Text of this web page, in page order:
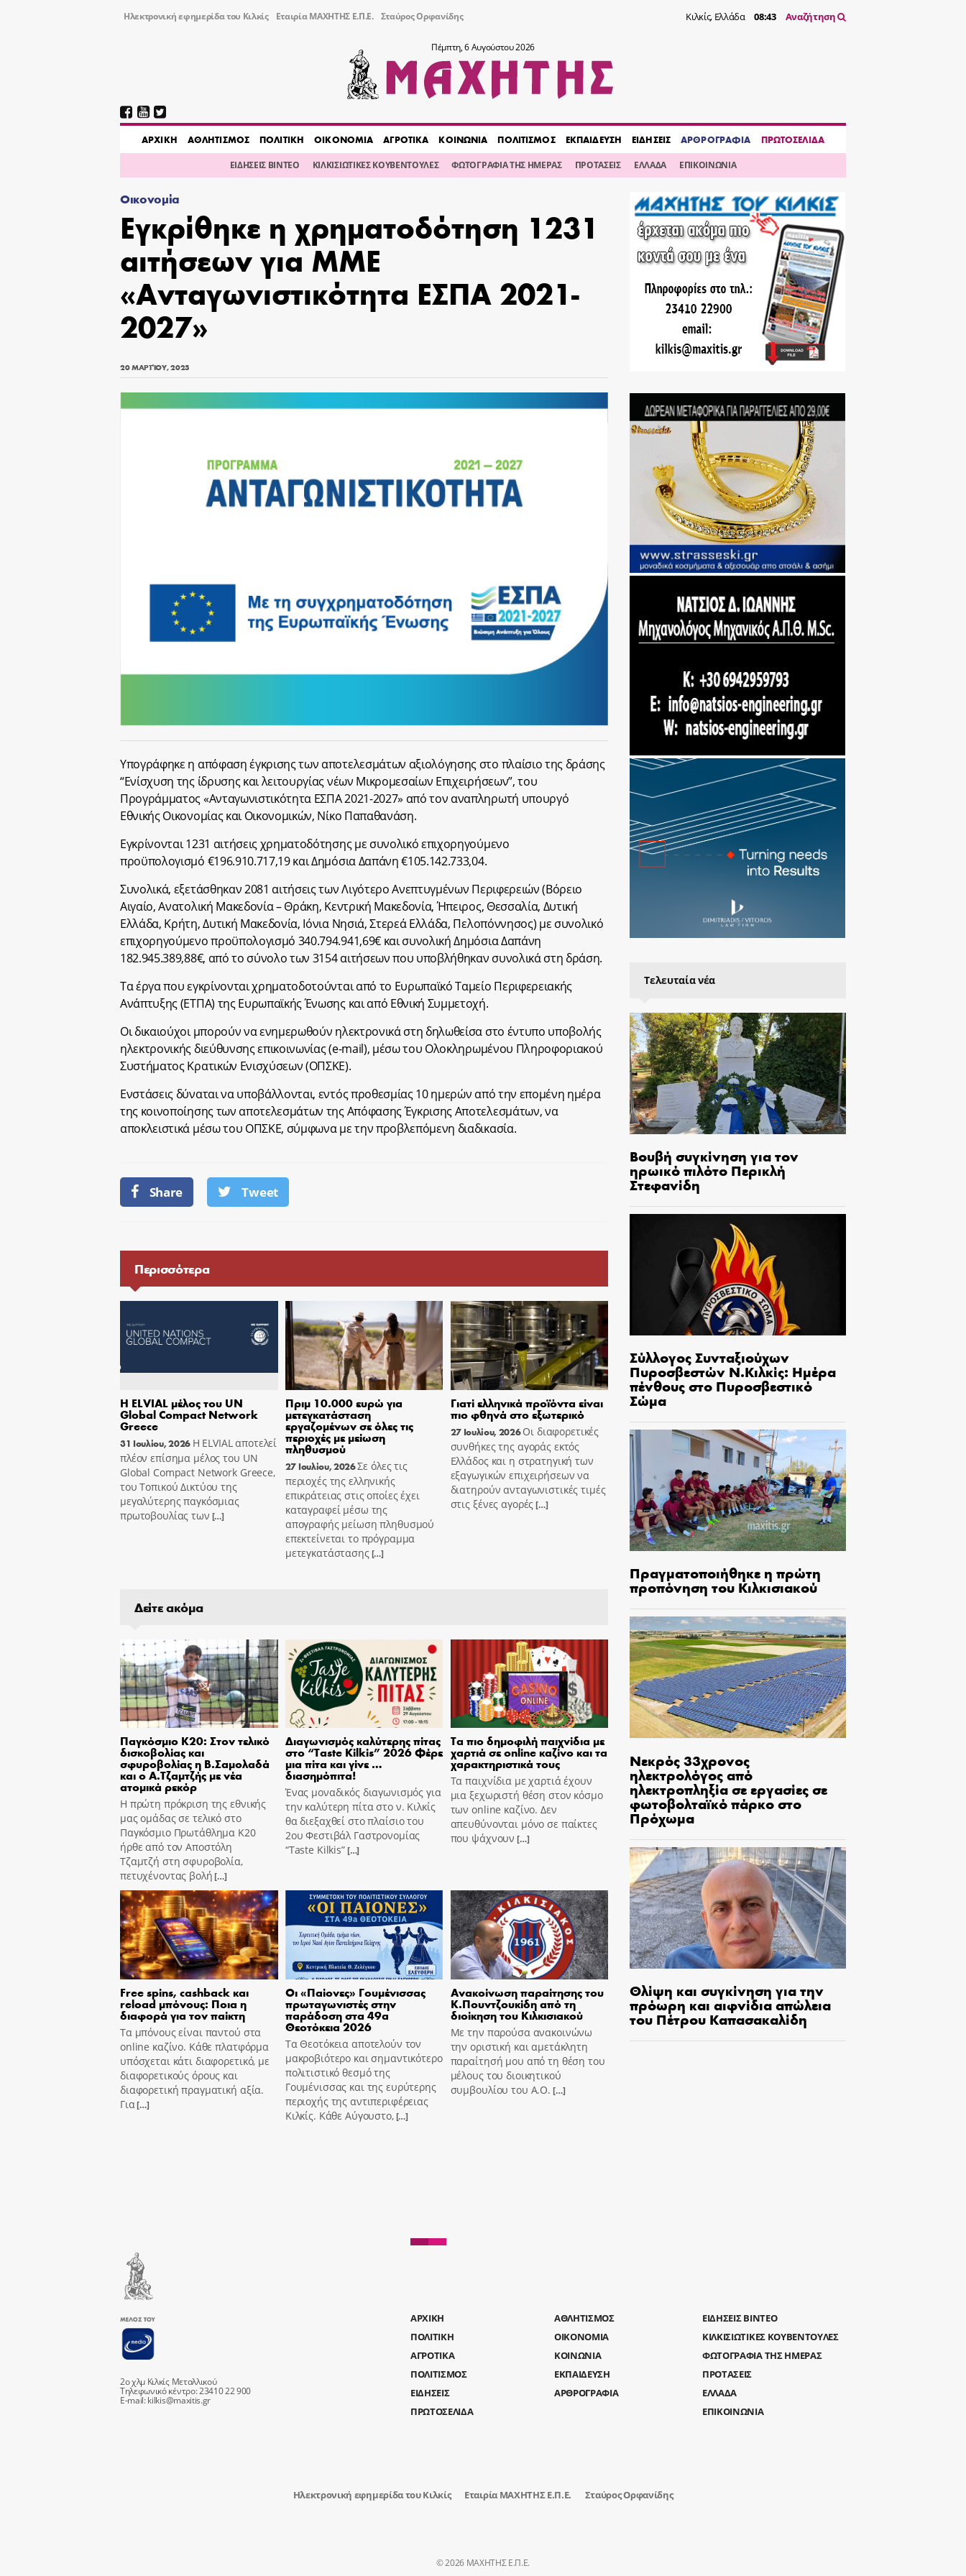
Ηλεκτρονική εφημερίδα του Κιλκίς Εταιρία ΜΑΧΗΤΗΣ Ε.Π.Ε. Σταύρος Ορφανίδης Κιλκίς, Ελλάδα 08:43 Αναζήτηση
Πέμπτη, 6 Αυγούστου 2026
AΡΧΙΚΗ ΑΘΛΗΤΙΣΜΟΣ ΠΟΛΙΤΙΚΗ ΟΙΚΟΝΟΜΙΑ ΑΓΡΟΤΙΚΑ ΚΟΙΝΩΝΙΑ ΠΟΛΙΤΙΣΜΟΣ ΕΚΠΑΙΔΕΥΣΗ ΕΙΔΗΣΕΙΣ ΑΡΘΡΟΓΡΑΦΙΑ ΠΡΩΤΟΣΕΛΙΔΑ
ΕΙΔΗΣΕΙΣ ΒΙΝΤΕΟ ΚΙΛΚΙΣΙΩΤΙΚΕΣ ΚΟΥΒΕΝΤΟΥΛΕΣ ΦΩΤΟΓΡΑΦΙΑ ΤΗΣ ΗΜΕΡΑΣ ΠΡΟΤΑΣΕΙΣ ΕΛΛΑΔΑ ΕΠΙΚΟΙΝΩΝΙΑ
Οικονομία
Εγκρίθηκε η χρηματοδότηση 1231
αιτήσεων για ΜΜΕ
«Ανταγωνιστικότητα ΕΣΠΑ 2021-
2027»
20 ΜΑΡΤΊΟΥ, 2025
Υπογράφηκε η απόφαση έγκρισης των αποτελεσμάτων αξιολόγησης στο πλαίσιο της δράσης
“Ενίσχυση της ίδρυσης και λειτουργίας νέων Μικρομεσαίων Επιχειρήσεων”, του
Προγράμματος «Ανταγωνιστικότητα ΕΣΠΑ 2021-2027» από τον αναπληρωτή υπουργό
Εθνικής Οικονομίας και Οικονομικών, Νίκο Παπαθανάση.
Εγκρίνονται 1231 αιτήσεις χρηματοδότησης με συνολικό επιχορηγούμενο
προϋπολογισμό €196.910.717,19 και Δημόσια Δαπάνη €105.142.733,04.
Συνολικά, εξετάσθηκαν 2081 αιτήσεις των Λιγότερο Ανεπτυγμένων Περιφερειών (Βόρειο
Αιγαίο, Ανατολική Μακεδονία – Θράκη, Κεντρική Μακεδονία, Ήπειρος, Θεσσαλία, Δυτική
Ελλάδα, Κρήτη, Δυτική Μακεδονία, Ιόνια Νησιά, Στερεά Ελλάδα, Πελοπόννησος) με συνολικό
επιχορηγούμενο προϋπολογισμό 340.794.941,69€ και συνολική Δημόσια Δαπάνη
182.945.389,88€, από το σύνολο των 3154 αιτήσεων που υποβλήθηκαν συνολικά στη δράση.
Τα έργα που εγκρίνονται χρηματοδοτούνται από το Ευρωπαϊκό Ταμείο Περιφερειακής
Ανάπτυξης (ΕΤΠΑ) της Ευρωπαϊκής Ένωσης και από Εθνική Συμμετοχή.
Οι δικαιούχοι μπορούν να ενημερωθούν ηλεκτρονικά στη δηλωθείσα στο έντυπο υποβολής
ηλεκτρονικής διεύθυνσης επικοινωνίας (e-mail), μέσω του Ολοκληρωμένου Πληροφοριακού
Συστήματος Κρατικών Ενισχύσεων (ΟΠΣΚΕ).
Ενστάσεις δύναται να υποβάλλονται, εντός προθεσμίας 10 ημερών από την επομένη ημέρα
της κοινοποίησης των αποτελεσμάτων της Απόφασης Έγκρισης Αποτελεσμάτων, να
αποκλειστικά μέσω του ΟΠΣΚΕ, σύμφωνα με την προβλεπόμενη διαδικασία.
Share Tweet
Περισσότερα
Η ELVIAL μέλος του UN
Global Compact Network
Greece
31 Ιουλίου, 2026 Η ELVIAL αποτελεί
πλέον επίσημα μέλος του UN
Global Compact Network Greece,
του Τοπικού Δικτύου της
μεγαλύτερης παγκόσμιας
πρωτοβουλίας των […]
Πριμ 10.000 ευρώ για
μετεγκατάσταση
εργαζομένων σε όλες τις
περιοχές με μείωση
πληθυσμού
27 Ιουλίου, 2026Σε όλες τις
περιοχές της ελληνικής
επικράτειας στις οποίες έχει
καταγραφεί μέσω της
απογραφής μείωση πληθυσμού
επεκτείνεται το πρόγραμμα
μετεγκατάστασης[…]
Γιατί ελληνικά προϊόντα είναι
πιο φθηνά στο εξωτερικό
27 Ιουλίου, 2026Οι διαφορετικές
συνθήκες της αγοράς εκτός
Ελλάδος και η στρατηγική των
εξαγωγικών επιχειρήσεων να
διατηρούν ανταγωνιστικές τιμές
στις ξένες αγορές[…]
Δείτε ακόμα
Παγκόσμιο Κ20: Στον τελικό
δισκοβολίας και
σφυροβολίας η Β.Σαμολαδά
και ο Α.Τζαμτζής με νέα
ατομικά ρεκόρ
Η πρώτη πρόκριση της εθνικής
μας ομάδας σε τελικό στο
Παγκόσμιο Πρωτάθλημα Κ20
ήρθε από τον Αποστόλη
Τζαμτζή στη σφυροβολία,
πετυχένοντας βολή[…]
Διαγωνισμός καλύτερης πίτας
στο “Taste Kilkis” 2026 Φέρε
μια πίτα και γίνε …
διασημόπιτα!
Ένας μοναδικός διαγωνισμός για
την καλύτερη πίτα στο ν. Κιλκίς
θα διεξαχθεί στο πλαίσιο του
2ου Φεστιβάλ Γαστρονομίας
“Taste Kilkis”[…]
Τα πιο δημοφιλή παιχνίδια με
χαρτιά σε online καζίνο και τα
χαρακτηριστικά τους
Τα παιχνίδια με χαρτιά έχουν
μια ξεχωριστή θέση στον κόσμο
των online καζίνο. Δεν
απευθύνονται μόνο σε παίκτες
που ψάχνουν […]
Free spins, cashback και
reload μπόνους: Ποια η
διαφορά για τον παίκτη
Τα μπόνους είναι παντού στα
online καζίνο. Κάθε πλατφόρμα
υπόσχεται κάτι διαφορετικό, με
διαφορετικούς όρους και
διαφορετική πραγματική αξία.
Για[…]
Οι «Παίονες» Γουμένισσας
πρωταγωνιστές στην
παράδοση στα 49α
Θεοτόκεια 2026
Τα Θεοτόκεια αποτελούν τον
μακροβιότερο και σημαντικότερο
πολιτιστικό θεσμό της
Γουμένισσας και της ευρύτερης
περιοχής της αντιπεριφέρειας
Κιλκίς. Κάθε Αύγουστο,[…]
Ανακοίνωση παραίτησης του
Κ.Πουντζουκίδη από τη
διοίκηση του Κιλκισιακού
Με την παρούσα ανακοινώνω
την οριστική και αμετάκλητη
παραίτησή μου από τη θέση του
μέλους του διοικητικού
συμβουλίου του Α.Ο. […]
Τελευταία νέα
Βουβή συγκίνηση για τον
ηρωικό πιλότο Περικλή
Στεφανίδη
Σύλλογος Συνταξιούχων
Πυροσβεστών Ν.Κιλκίς: Ημέρα
πένθους στο Πυροσβεστικό
Σώμα
Πραγματοποιήθηκε η πρώτη
προπόνηση του Κιλκισιακού
Νεκρός 33χρονος
ηλεκτρολόγος από
ηλεκτροπληξία σε εργασίες σε
φωτοβολταϊκό πάρκο στο
Πρόχωμα
Θλίψη και συγκίνηση για την
πρόωρη και αιφνίδια απώλεια
του Πέτρου Καπασακαλίδη
2ο χλμ Κιλκίς Μεταλλικού
Τηλεφωνικό κέντρο: 23410 22 900
E-mail:kilkis@maxitis.gr
AΡΧΙΚΗ
ΑΘΛΗΤΙΣΜΟΣ
ΠΟΛΙΤΙΚΗ
ΟΙΚΟΝΟΜΙΑ
ΑΓΡΟΤΙΚΑ
ΚΟΙΝΩΝΙΑ
ΠΟΛΙΤΙΣΜΟΣ
ΕΚΠΑΙΔΕΥΣΗ
ΕΙΔΗΣΕΙΣ
ΑΡΘΡΟΓΡΑΦΙΑ
ΠΡΩΤΟΣΕΛΙΔΑ
ΕΙΔΗΣΕΙΣ ΒΙΝΤΕΟ
ΚΙΛΚΙΣΙΩΤΙΚΕΣ ΚΟΥΒΕΝΤΟΥΛΕΣ
ΦΩΤΟΓΡΑΦΙΑ ΤΗΣ ΗΜΕΡΑΣ
ΠΡΟΤΑΣΕΙΣ
ΕΛΛΑΔΑ
ΕΠΙΚΟΙΝΩΝΙΑ
Ηλεκτρονική εφημερίδα του Κιλκίς Εταιρία ΜΑΧΗΤΗΣ Ε.Π.Ε. Σταύρος Ορφανίδης
© 2026 ΜΑΧΗΤΗΣ Ε.Π.Ε.